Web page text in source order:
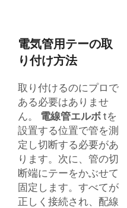
電気管用テーの取
り付け方法
取り付けるのにプロで
ある必要はありませ
ん。 電線管エルボ tを
設置する位置で管を測
定し切断する必要があ
ります。次に、管の切
断端にテーをかぶせて
固定します。すべてが
正しく接続され、配線